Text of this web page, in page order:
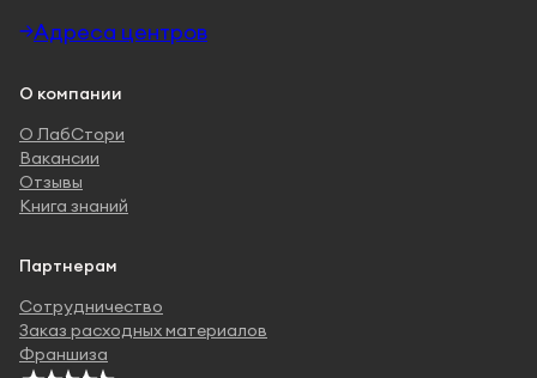
Адреса центров
О компании
О ЛабСтори
Вакансии
Отзывы
Книга знаний
Партнерам
Сотрудничество
Заказ расходных материалов
Франшиза